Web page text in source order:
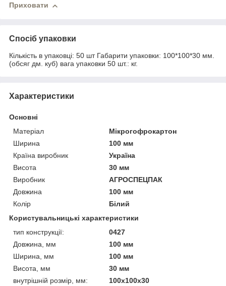
Приховати
Спосіб упаковки
Кількість в упаковці: 50 шт Габарити упаковки: 100*100*30 мм.
(обсяг дм. куб) вага упаковки 50 шт.: кг.
Характеристики
Основні
Матеріал
Мікрогофрокартон
Ширина
100 мм
Країна виробник
Україна
Висота
30 мм
Виробник
АГРОСПЕЦПАК
Довжина
100 мм
Колір
Білий
Користувальницькі характеристики
тип конструкції:
0427
Довжина, мм
100 мм
Ширина, мм
100 мм
Висота, мм
30 мм
внутрішній розмір, мм:
100х100х30